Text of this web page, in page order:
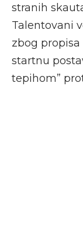
stranih
Talentovani
zbog propisa
startnu
tepihom”